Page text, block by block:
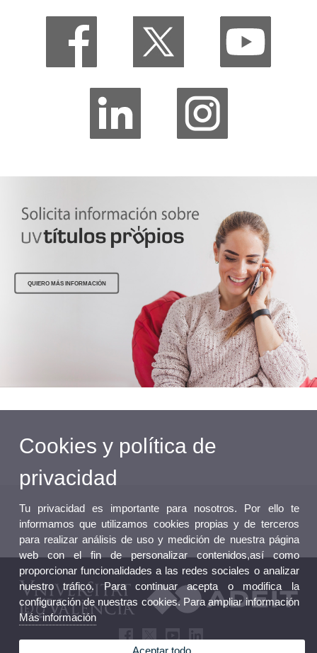
QUIERO MÁS INFORMACIÓN
Cookies y política de
privacidad
Tu privacidad es importante para nosotros. Por ello te
informamos que utilizamos cookies propias y de terceros
para realizar análisis de uso y medición de nuestra página
web con el fin de personalizar contenidos,así como
proporcionar funcionalidades a las redes sociales o analizar
nuestro tráfico. Para continuar acepta o modifica la
configuración de nuestras cookies. Para ampliar información
Más información
Aceptar todo